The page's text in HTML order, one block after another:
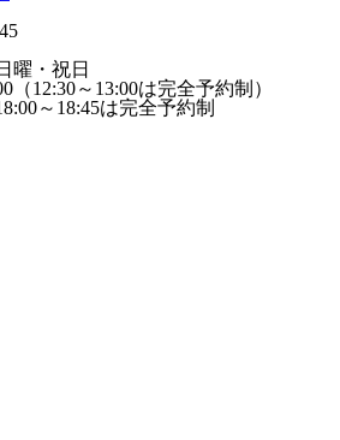
曜・祝日
12:30～13:00は完全予約制）
～18:45は完全予約制